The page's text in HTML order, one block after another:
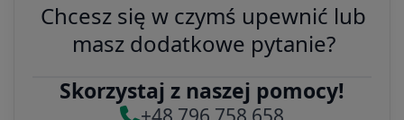
Chcesz się w czymś upewnić lub
masz dodatkowe pytanie?
Skorzystaj z naszej pomocy!